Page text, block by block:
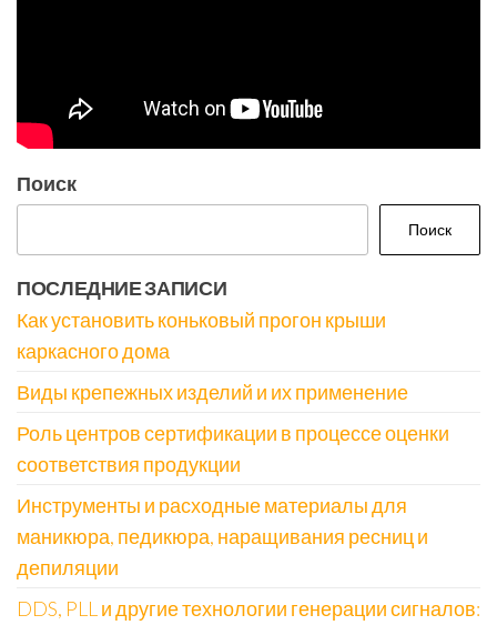
Поиск
Поиск
ПОСЛЕДНИЕ ЗАПИСИ
Как установить коньковый прогон крыши
каркасного дома
Виды крепежных изделий и их применение
Роль центров сертификации в процессе оценки
соответствия продукции
Инструменты и расходные материалы для
маникюра, педикюра, наращивания ресниц и
депиляции
DDS, PLL и другие технологии генерации сигналов: